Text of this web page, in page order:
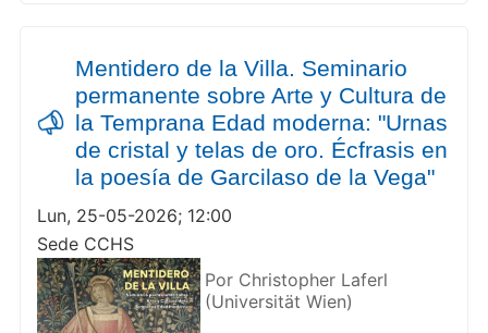
Mentidero de la Villa. Seminario
permanente sobre Arte y Cultura de
la Temprana Edad moderna: "Urnas
de cristal y telas de oro. Écfrasis en
la poesía de Garcilaso de la Vega"
Lun, 25-05-2026; 12:00
Sede CCHS
Por Christopher Laferl
(Universität Wien)